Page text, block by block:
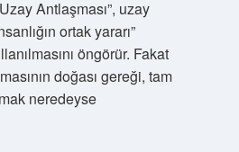
Antlaşması”, uzay
ortak yararı”
öngörür. Fakat
doğası gereği, tam
neredeyse